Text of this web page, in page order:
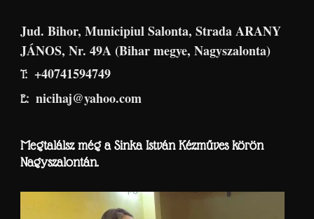
Jud. Bihor, Municipiul Salonta, Strada ARANY
JÁNOS, Nr. 49A (Bihar megye, Nagyszalonta)
T: +40741594749
E: nicihaj@yahoo.com
Megtalálsz még a Sinka István Kézműves körön
Nagyszalontán.